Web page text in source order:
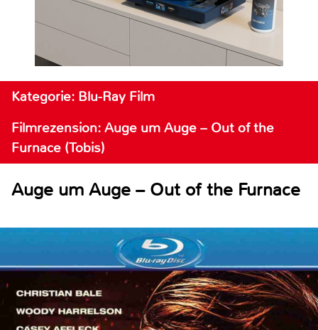
Kategorie: Blu-Ray Film
Filmrezension: Auge um Auge – Out of the
Furnace (Tobis)
Auge um Auge – Out of the Furnace